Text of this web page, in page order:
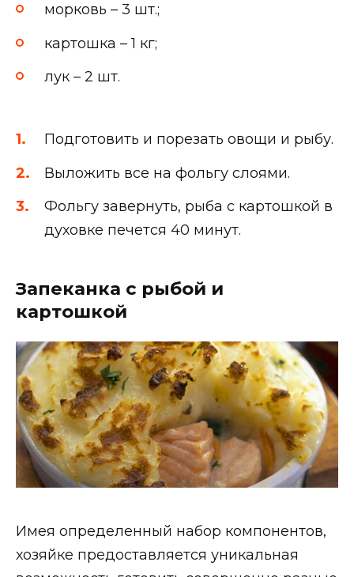
морковь – 3 шт.;
картошка – 1 кг;
лук – 2 шт.
Подготовить и порезать овощи и рыбу.
Выложить все на фольгу слоями.
Фольгу завернуть, рыба с картошкой в
духовке печется 40 минут.
Запеканка с рыбой и
картошкой
Имея определенный набор компонентов,
хозяйке предоставляется уникальная